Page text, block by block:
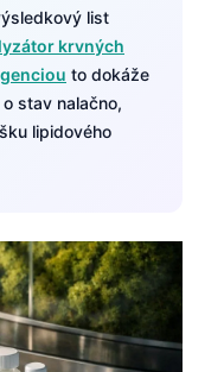
list
krvných
to dokáže
stav nalačno,
lipidového